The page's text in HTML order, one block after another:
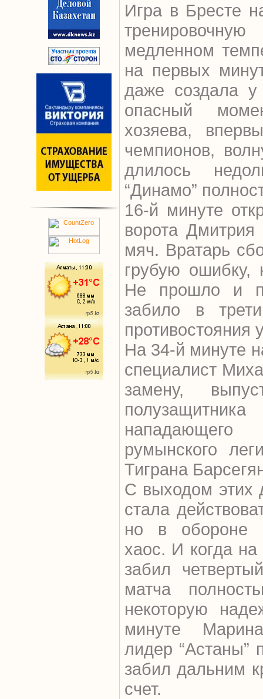
Игра в Бресте
медленном
на первых
даже создала у
опасный
хозяева,
чемпионов,
длилось
“Динамо”
16-й минуте
ворота Дмитрия
мяч. Вратарь
грубую ошибку,
Не прошло и
забило в
На 34-й минуте
специалист
замену,
румынского
Тиграна
С выходом этих
стала
но в обороне
хаос. И когда
забил
матча
некоторую
минуте
лидер “Астаны”
забил дальним
счет.